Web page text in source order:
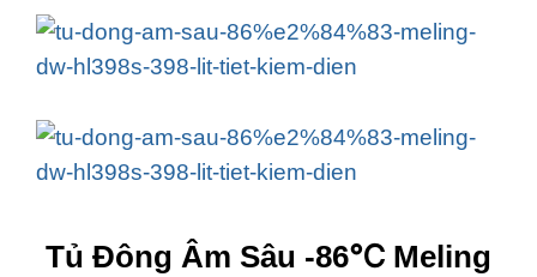
Tủ Đông Âm Sâu -86℃ Meling